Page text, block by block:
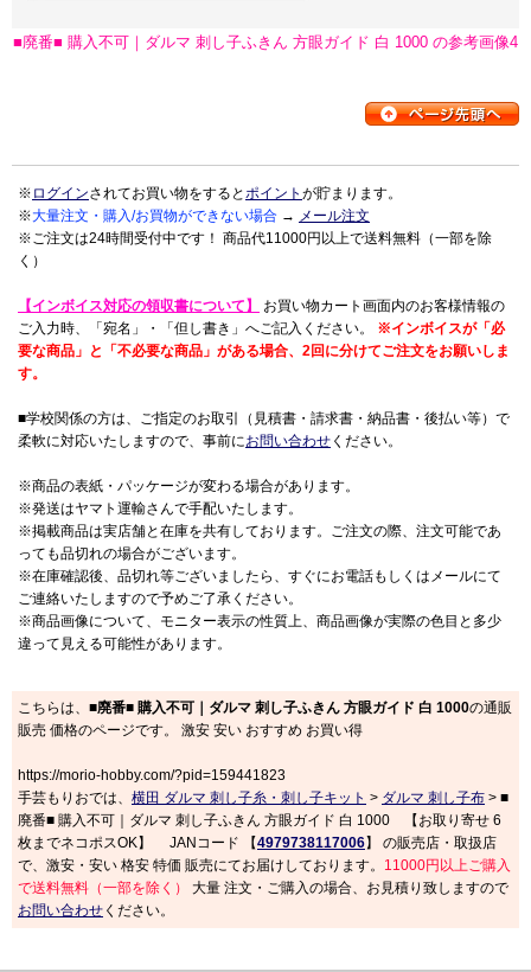
■廃番■ 購入不可｜ダルマ 刺し子ふきん 方眼ガイド 白 1000 の参考画像4
※ ログインされてお買い物をすると ポイント が貯まります。
※大量注文・購入/お買物ができない場合 → メール注文
※ご注文は24時間受付中です！ 商品代11000円以上で送料無料（一部を除
く）
【インボイス対応の領収書について】
お買い物カート画面内のお客様情報の
ご入力時、「宛名」・「但し書き」へご記入ください。 ※インボイスが「必
要な商品」と「不必要な商品」がある場合、2回に分けてご注文をお願いしま
す。
■学校関係の方は、ご指定のお取引（見積書・請求書・納品書・後払い等）で
柔軟に対応いたしますので、事前にお問い合わせ ください。
※商品の表紙・パッケージが変わる場合があります。
※発送はヤマト運輸さんで手配いたします。
※掲載商品は実店舗と在庫を共有しております。ご注文の際、注文可能であ
っても品切れの場合がございます。
※在庫確認後、品切れ等ございましたら、すぐにお電話もしくはメールにて
ご連絡いたしますので予めご了承ください。
※商品画像について、モニター表示の性質上、商品画像が実際の色目と多少
違って見える可能性があります。
こちらは、 ■廃番■ 購入不可｜ダルマ 刺し子ふきん 方眼ガイド 白 1000の通販
販売 価格のページです。 激安 安い おすすめ お買い得
https://morio-hobby.com/?pid=159441823
手芸もりおでは、 横田 ダルマ 刺し子糸・刺し子キット > ダルマ 刺し子布 > ■
廃番■ 購入不可｜ダルマ 刺し子ふきん 方眼ガイド 白 1000 【お取り寄せ 6
枚までネコポスOK】 JANコード 【4979738117006】 の販売店・取扱店
で、激安・安い 格安 特価 販売にてお届けしております。 11000円以上ご購入
で送料無料（一部を除く）
大量 注文・ご購入の場合、お見積り致しますので
お問い合わせ ください。